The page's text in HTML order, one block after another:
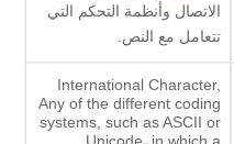
الاتصال وأنظمة التحكم التي
تتعامل مع النص.
International Character,
Any of the different coding
systems, such as ASCII or